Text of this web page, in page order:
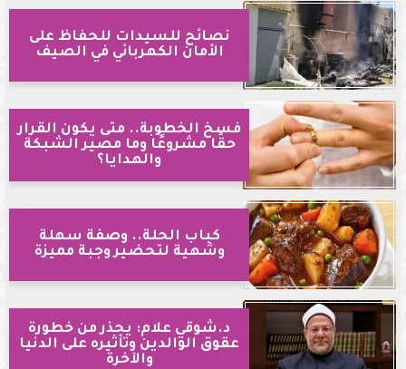
نصائح للسيدات للحفاظ على
الأمان الكهربائي في الصيف
فسخ الخطوبة.. متى يكون القرار
حقًا مشروعًا وما مصير الشبكة
والهدايا؟
كباب الحلة.. وصفة سهلة
وشهية لتحضير وجبة مميزة
د.شوقي علام: يحذر من خطورة
عقوق الوالدين وتأثيره على الدنيا
والآخرة